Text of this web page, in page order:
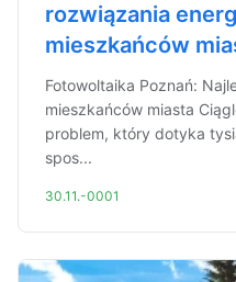
rozwiązania
mieszkańców
Fotowoltaika Poznań:
mieszkańców miasta
problem, który dotyka
spos...
30.11.-0001